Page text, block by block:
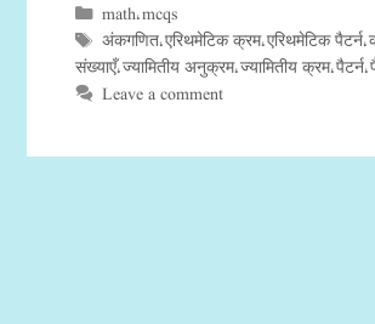
Categories
math, mcqs
Tags
अंकगणित, एरिथमेटिक क्रम, एरिथमेटिक पैटर्न,
संख्याएँ, ज्यामितीय अनुक्रम, ज्यामितीय क्रम, पैटर्न,
Leave a comment